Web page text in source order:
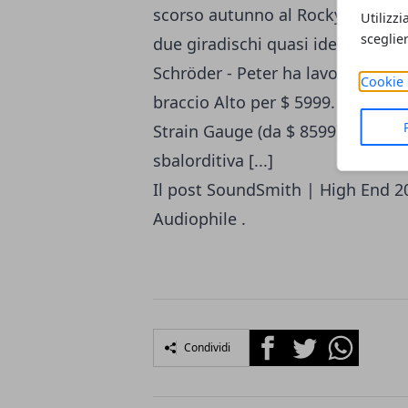
Cookie
scorso autunno al Rocky
due giradischi quasi identici in
Schröder - Peter ha lavorato
braccio Alto per $ 5999. Queste
Strain Gauge (da $ 8599) e
sbalorditiva [...]
Il post SoundSmith | High End
Audiophile .
Condividi FacebookTwitterWhatsapp